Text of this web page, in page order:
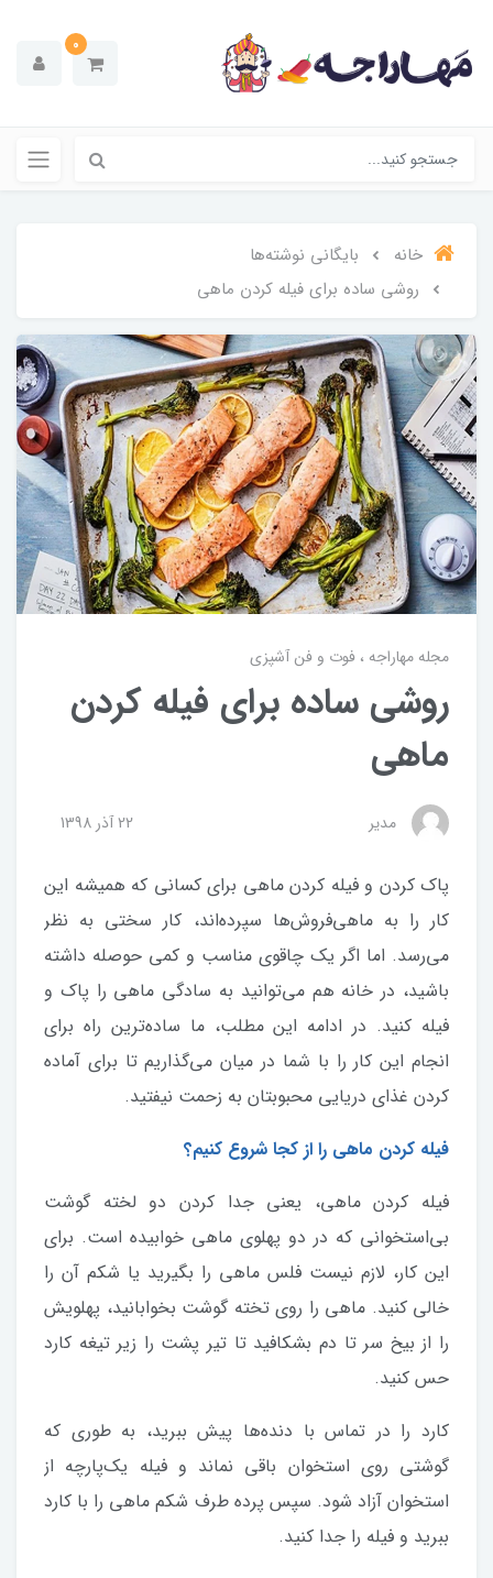
0
خانه
بایگانی نوشته‌ها
روشی ساده برای فیله کردن ماهی
مجله مهاراجه فوت و فن آشپزی
روشی ساده برای فیله کردن
ماهی
مدیر 22 آذر 1398
پاک کردن و فیله کردن ماهی برای کسانی که همیشه این
کار را به ماهی‌فروش‌ها سپرده‌اند، کار سختی به نظر
می‌رسد. اما اگر یک چاقوی مناسب و کمی حوصله داشته
باشید، در خانه هم می‌توانید به سادگی ماهی را پاک و
فیله کنید. در ادامه این مطلب، ما ساده‌ترین راه برای
انجام این کار را با شما در میان می‌گذاریم تا برای آماده
کردن غذای دریایی محبوبتان به زحمت نیفتید.
فیله کردن ماهی را از کجا شروع کنیم؟
فیله کردن ماهی، یعنی جدا کردن دو لخته گوشت
بی‌استخوانی که در دو پهلوی ماهی خوابیده است. برای
این کار، لازم نیست فلس ماهی را بگیرید یا شکم آن را
خالی کنید. ماهی را روی تخته گوشت بخوابانید، پهلویش
را از بیخ سر تا دم بشکافید تا تیر پشت را زیر تیغه کارد
حس کنید.
کارد را در تماس با دنده‌ها پیش ببرید، به طوری که
گوشتی روی استخوان باقی نماند و فیله یک‌پارچه از
استخوان آزاد شود. سپس پرده طرف شکم ماهی را با کارد
ببرید و فیله را جدا کنید.